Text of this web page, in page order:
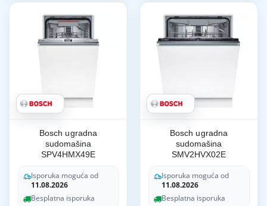
Bosch ugradna
sudomašina
SPV4HMX49E
Isporuka moguća od
11.08.2026
Besplatna isporuka
Bosch ugradna
sudomašina
SMV2HVX02E
Isporuka moguća od
11.08.2026
Besplatna isporuka